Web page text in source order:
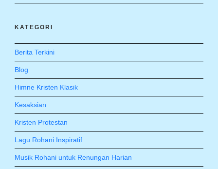
KATEGORI
Berita Terkini
Blog
Himne Kristen Klasik
Kesaksian
Kristen Protestan
Lagu Rohani Inspiratif
Musik Rohani untuk Renungan Harian